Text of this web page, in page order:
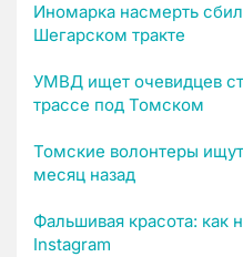
Иномарка насмерть
Шегарском тракте
УМВД ищет очевидцев
трассе под Томском
Томские волонтеры
месяц назад
Фальшивая красота: как
Instagram